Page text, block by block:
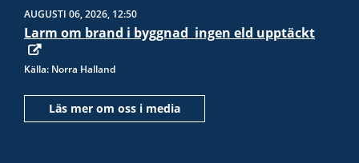
AUGUSTI 06, 2026, 12:50
Larm om brand i byggnad  ingen eld upptäckt
Källa: Norra Halland
Läs mer om oss i media